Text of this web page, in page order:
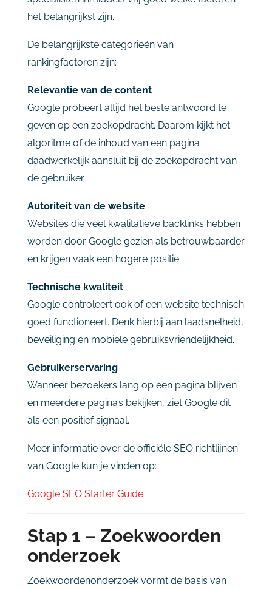
het belangrijkst zijn.
De belangrijkste categorieën van
rankingfactoren zijn:
Relevantie van de content
Google probeert altijd het beste antwoord te
geven op een zoekopdracht. Daarom kijkt het
algoritme ofde inhoud van een pagina
daadwerkelijk aansluit bij de zoekopdracht van
de gebruiker.
Autoriteit van de website
Websites die veel kwalitatieve backlinks hebben
worden door Google gezien als betrouwbaarder
en krijgen vaak een hogere positie.
Technische kwaliteit
Google controleert ook ofeen website technisch
goed functioneert. Denk hierbij aan laadsnelheid,
beveiliging en mobiele gebruiksvriendelijkheid.
Gebruikerservaring
Wanneer bezoekers lang op een pagina blijven
en meerdere pagina’s bekijken, ziet Google dit
als een positiefsignaal.
Meer informatie over de officiële SEO richtlijnen
van Google kun je vinden op:
Google SEO Starter Guide
Stap 1 – Zoekwoorden
onderzoek
Zoekwoordenonderzoek vormt de basis van